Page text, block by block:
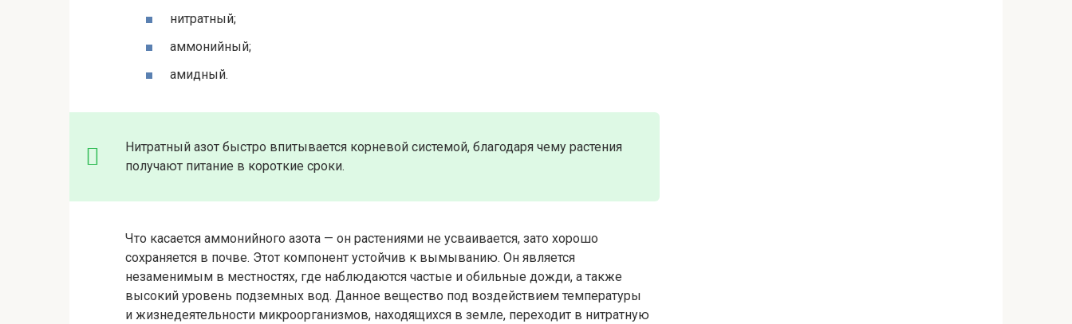
нитратный;
аммонийный;
амидный.
Нитратный азот быстро впитывается корневой системой, благодаря чему растения
получают питание в короткие сроки.
Что касается аммонийного азота — он растениями не усваивается, зато хорошо
сохраняется в почве. Этот компонент устойчив к вымыванию. Он является
незаменимым в местностях, где наблюдаются частые и обильные дожди, а также
высокий уровень подземных вод. Данное вещество под воздействием температуры
и жизнедеятельности микроорганизмов, находящихся в земле, переходит в нитратную